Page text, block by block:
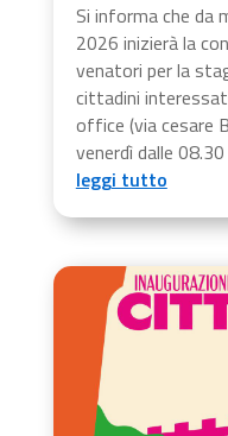
Si informa che da
2026 inizierà la
venatori per la
cittadini
office (via cesare
venerdì dalle
leggi tutto